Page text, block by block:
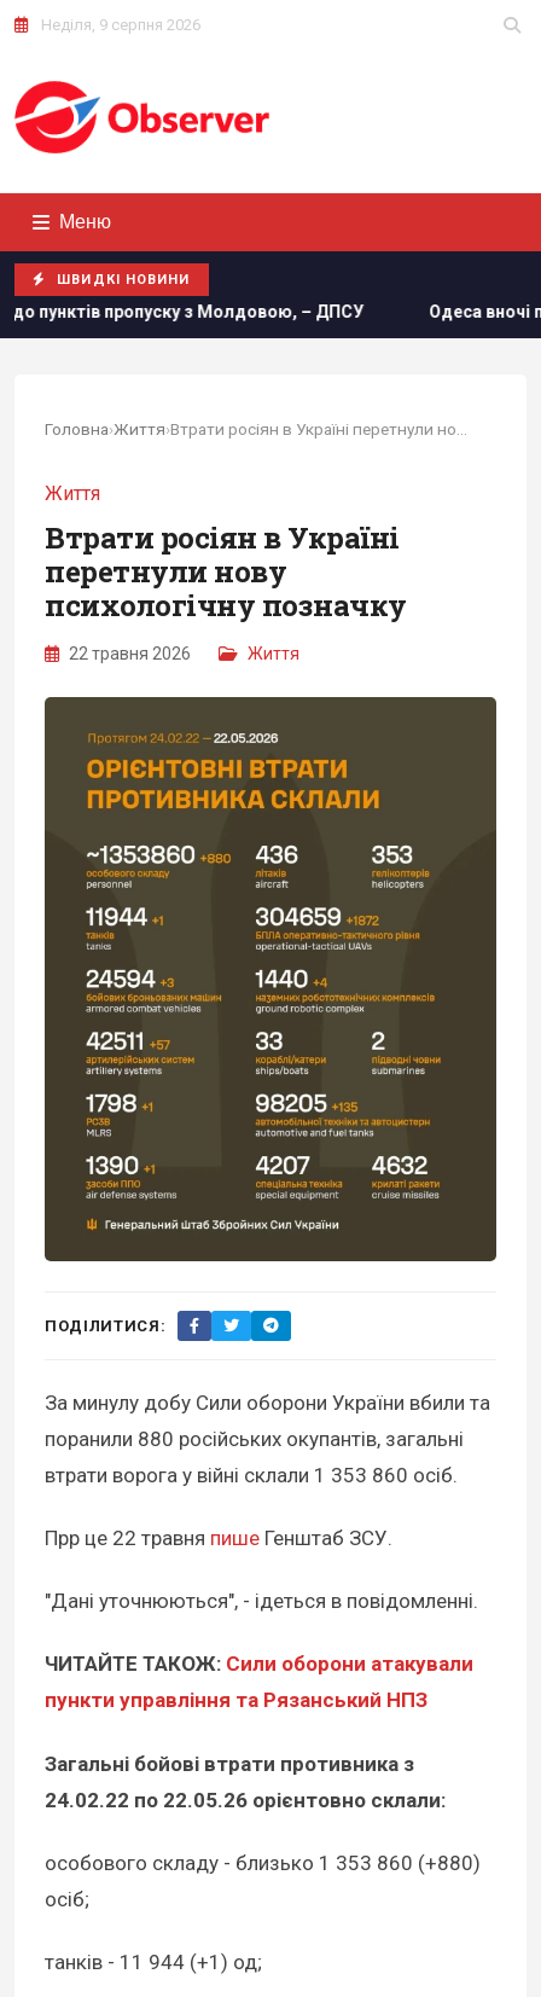
Неділя, 9 серпня 2026
Меню
ШВИДКІ НОВИНИ
Молдовою, – ДПСУ Одеса вночі пережила
Головна›Життя›
Життя
Втрати росіян в Україні
перетнули нову
психологічну позначку
22 травня 2026 Життя
ПОДІЛИТИСЯ:
За минулу добу Сили оборони України вбили та
поранили 880 російських окупантів, загальні
втрати ворога у війні склали 1 353 860 осіб.
Прр це 22 травня пише Генштаб ЗСУ.
"Дані уточнюються", - ідеться в повідомленні.
ЧИТАЙТЕ ТАКОЖ: Сили оборони атакували
пункти управління та Рязанський НПЗ
Загальні бойові втрати противника з
24.02.22 по 22.05.26 орієнтовно склали:
особового складу - близько 1 353 860 (+880)
осіб;
танків - 11 944 (+1) од;